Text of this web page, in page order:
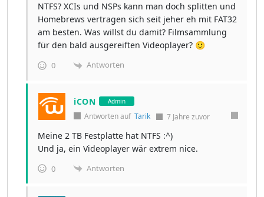
NTFS? XCIs und NSPs kann man doch splitten und
Homebrews vertragen sich seit jeher eh mit FAT32
am besten. Was willst du damit? Filmsammlung
für den bald ausgereiften Videoplayer? 🙂
0 Antworten
iCON Admin
Antworten auf Tarik 7 Jahre zuvor
Meine 2 TB Festplatte hat NTFS :^)
Und ja, ein Videoplayer wär extrem nice.
0 Antworten